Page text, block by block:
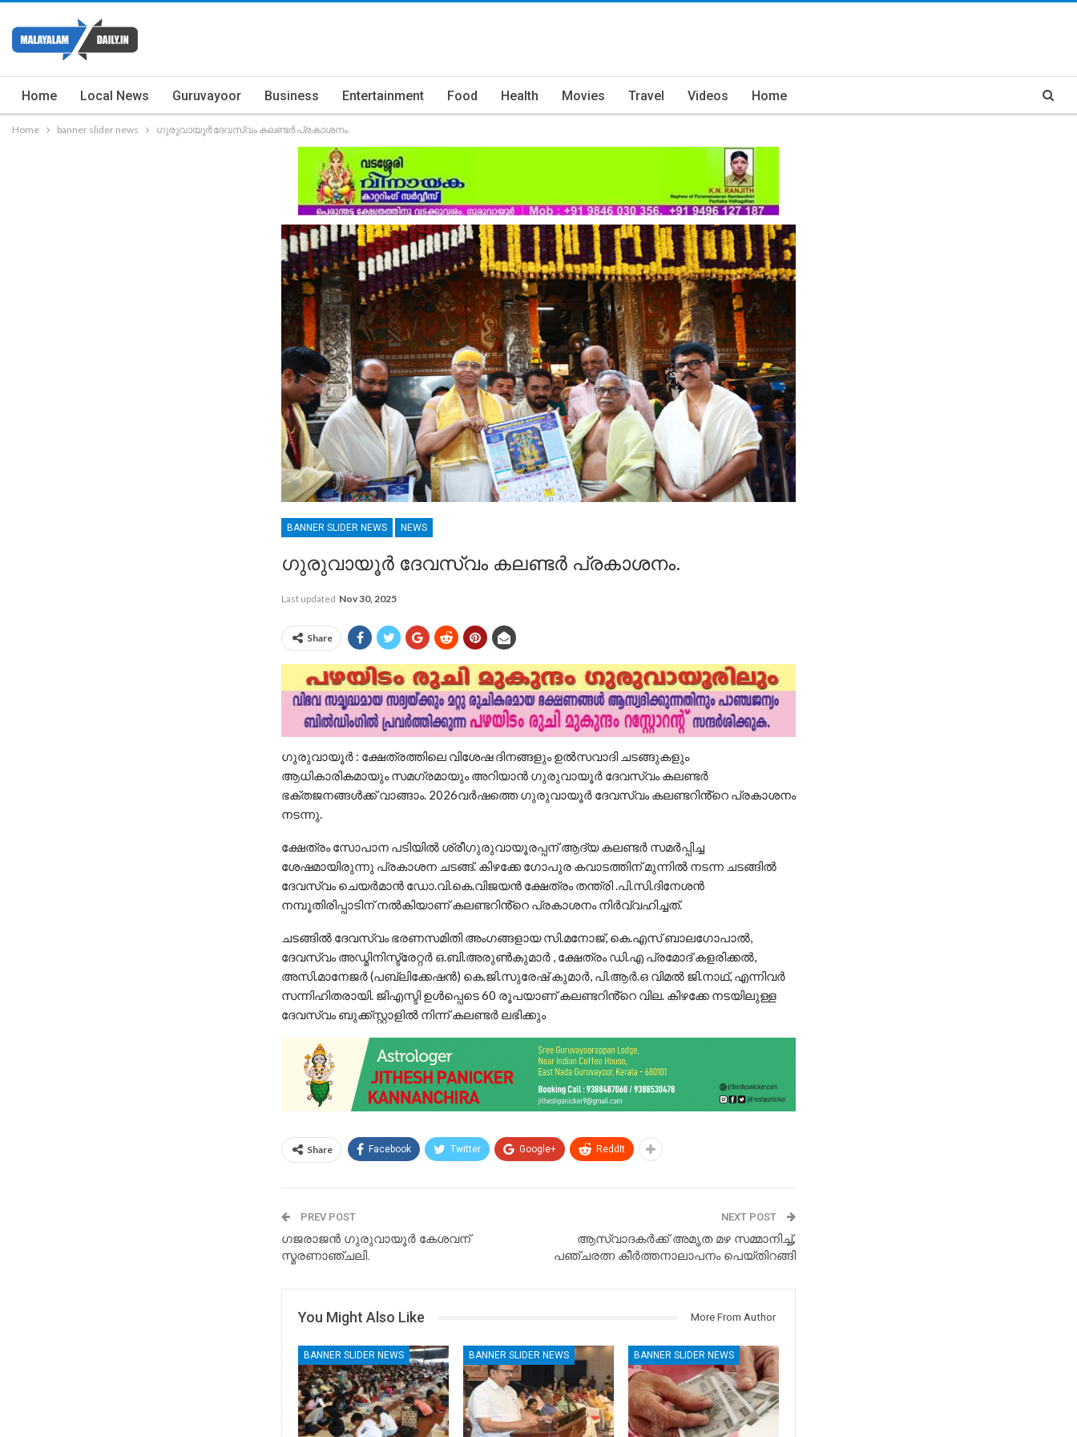
Home Local News Guruvayoor Business Entertainment Food Health Movies Travel Videos Home
Home banner slider news ഗുരുവായൂർ ദേവസ്വം കലണ്ടർ പ്രകാശനം.
BANNER SLIDER NEWS NEWS
ഗുരുവായൂർ ദേവസ്വം കലണ്ടർ പ്രകാശനം.
Last updated Nov 30, 2025
Share
ഗുരുവായൂർ : ക്ഷേത്രത്തിലെ വിശേഷ ദിനങ്ങളും ഉൽസവാദി ചടങ്ങുകളും
ആധികാരികമായും സമഗ്രമായും അറിയാൻ ഗുരുവായൂർ ദേവസ്വം കലണ്ടർ
ഭക്തജനങ്ങൾക്ക് വാങ്ങാം. 2026വർഷത്തെ ഗുരുവായൂർ ദേവസ്വം കലണ്ടറിൻ്റെ പ്രകാശനം
നടന്നു.
ക്ഷേത്രം സോപാന പടിയിൽ ശ്രീഗുരുവായൂരപ്പന് ആദ്യ കലണ്ടർ സമർപ്പിച്ച
ശേഷമായിരുന്നു പ്രകാശന ചടങ്ങ്. കിഴക്കേ ഗോപുര കവാടത്തിന് മുന്നിൽ നടന്ന ചടങ്ങിൽ
ദേവസ്വം ചെയർമാൻ ഡോ.വി.കെ.വിജയൻ ക്ഷേത്രം തന്ത്രി .പി.സി.ദിനേശൻ
നമ്പൂതിരിപ്പാടിന് നൽകിയാണ് കലണ്ടറിൻ്റെ പ്രകാശനം നിർവ്വഹിച്ചത്.
ചടങ്ങിൽ ദേവസ്വം ഭരണസമിതി അംഗങ്ങളായ സി.മനോജ്, കെ.എസ് ബാലഗോപാൽ,
ദേവസ്വം അഡ്മിനിസ്ട്രേറ്റർ ഒ.ബി.അരുൺകുമാർ , ക്ഷേത്രം ഡി.എ പ്രമോദ് കളരിക്കൽ,
അസി.മാനേജർ (പബ്ലിക്കേഷൻ) കെ.ജി.സുരേഷ് കുമാർ, പി.ആർ.ഒ വിമൽ ജി.നാഥ്, എന്നിവർ
സന്നിഹിതരായി. ജിഎസ്ടി ഉൾപ്പെടെ 60 രൂപയാണ് കലണ്ടറിൻ്റെ വില. കിഴക്കേ നടയിലുള്ള
ദേവസ്വം ബുക്ക്സ്റ്റാളിൽ നിന്ന് കലണ്ടർ ലഭിക്കും
Share Facebook Twitter Google+ ReddIt
PREV POST
ഗജരാജൻ ഗുരുവായൂർ കേശവന്
സ്മരണാഞ്ചലി.
NEXT POST
ആസ്വാദകർക്ക് അമൃത മഴ സമ്മാനിച്ച്,
പഞ്ചരത്ന കീർത്തനാലാപനം പെയ്തിറങ്ങി
You Might Also Like More From Author
BANNER SLIDER NEWS BANNER SLIDER NEWS BANNER SLIDER NEWS